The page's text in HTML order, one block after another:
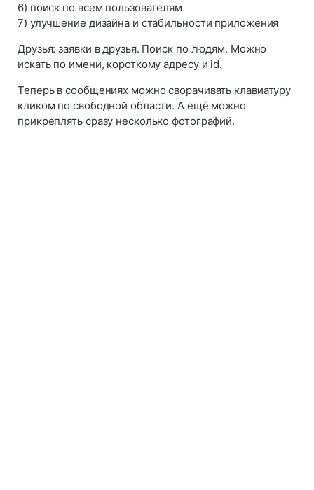
6) поиск по всем пользователям
7) улучшение дизайна и стабильности приложения
Друзья: заявки в друзья. Поиск по людям. Можно
искать по имени, короткому адресу и id.
Теперь в сообщениях можно сворачивать клавиатуру
кликом по свободной области. А ещё можно
прикреплять сразу несколько фотографий.